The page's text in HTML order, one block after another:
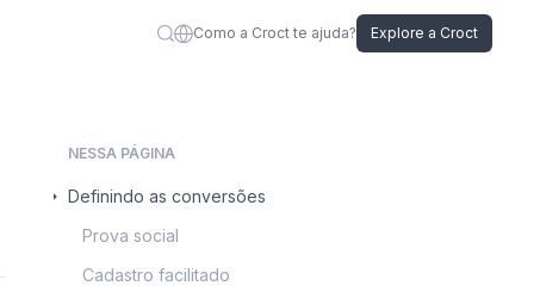
Como a Croct te ajuda? Explore a Croct
NESSA PÁGINA
Definindo as conversões
Prova social
Cadastro facilitado